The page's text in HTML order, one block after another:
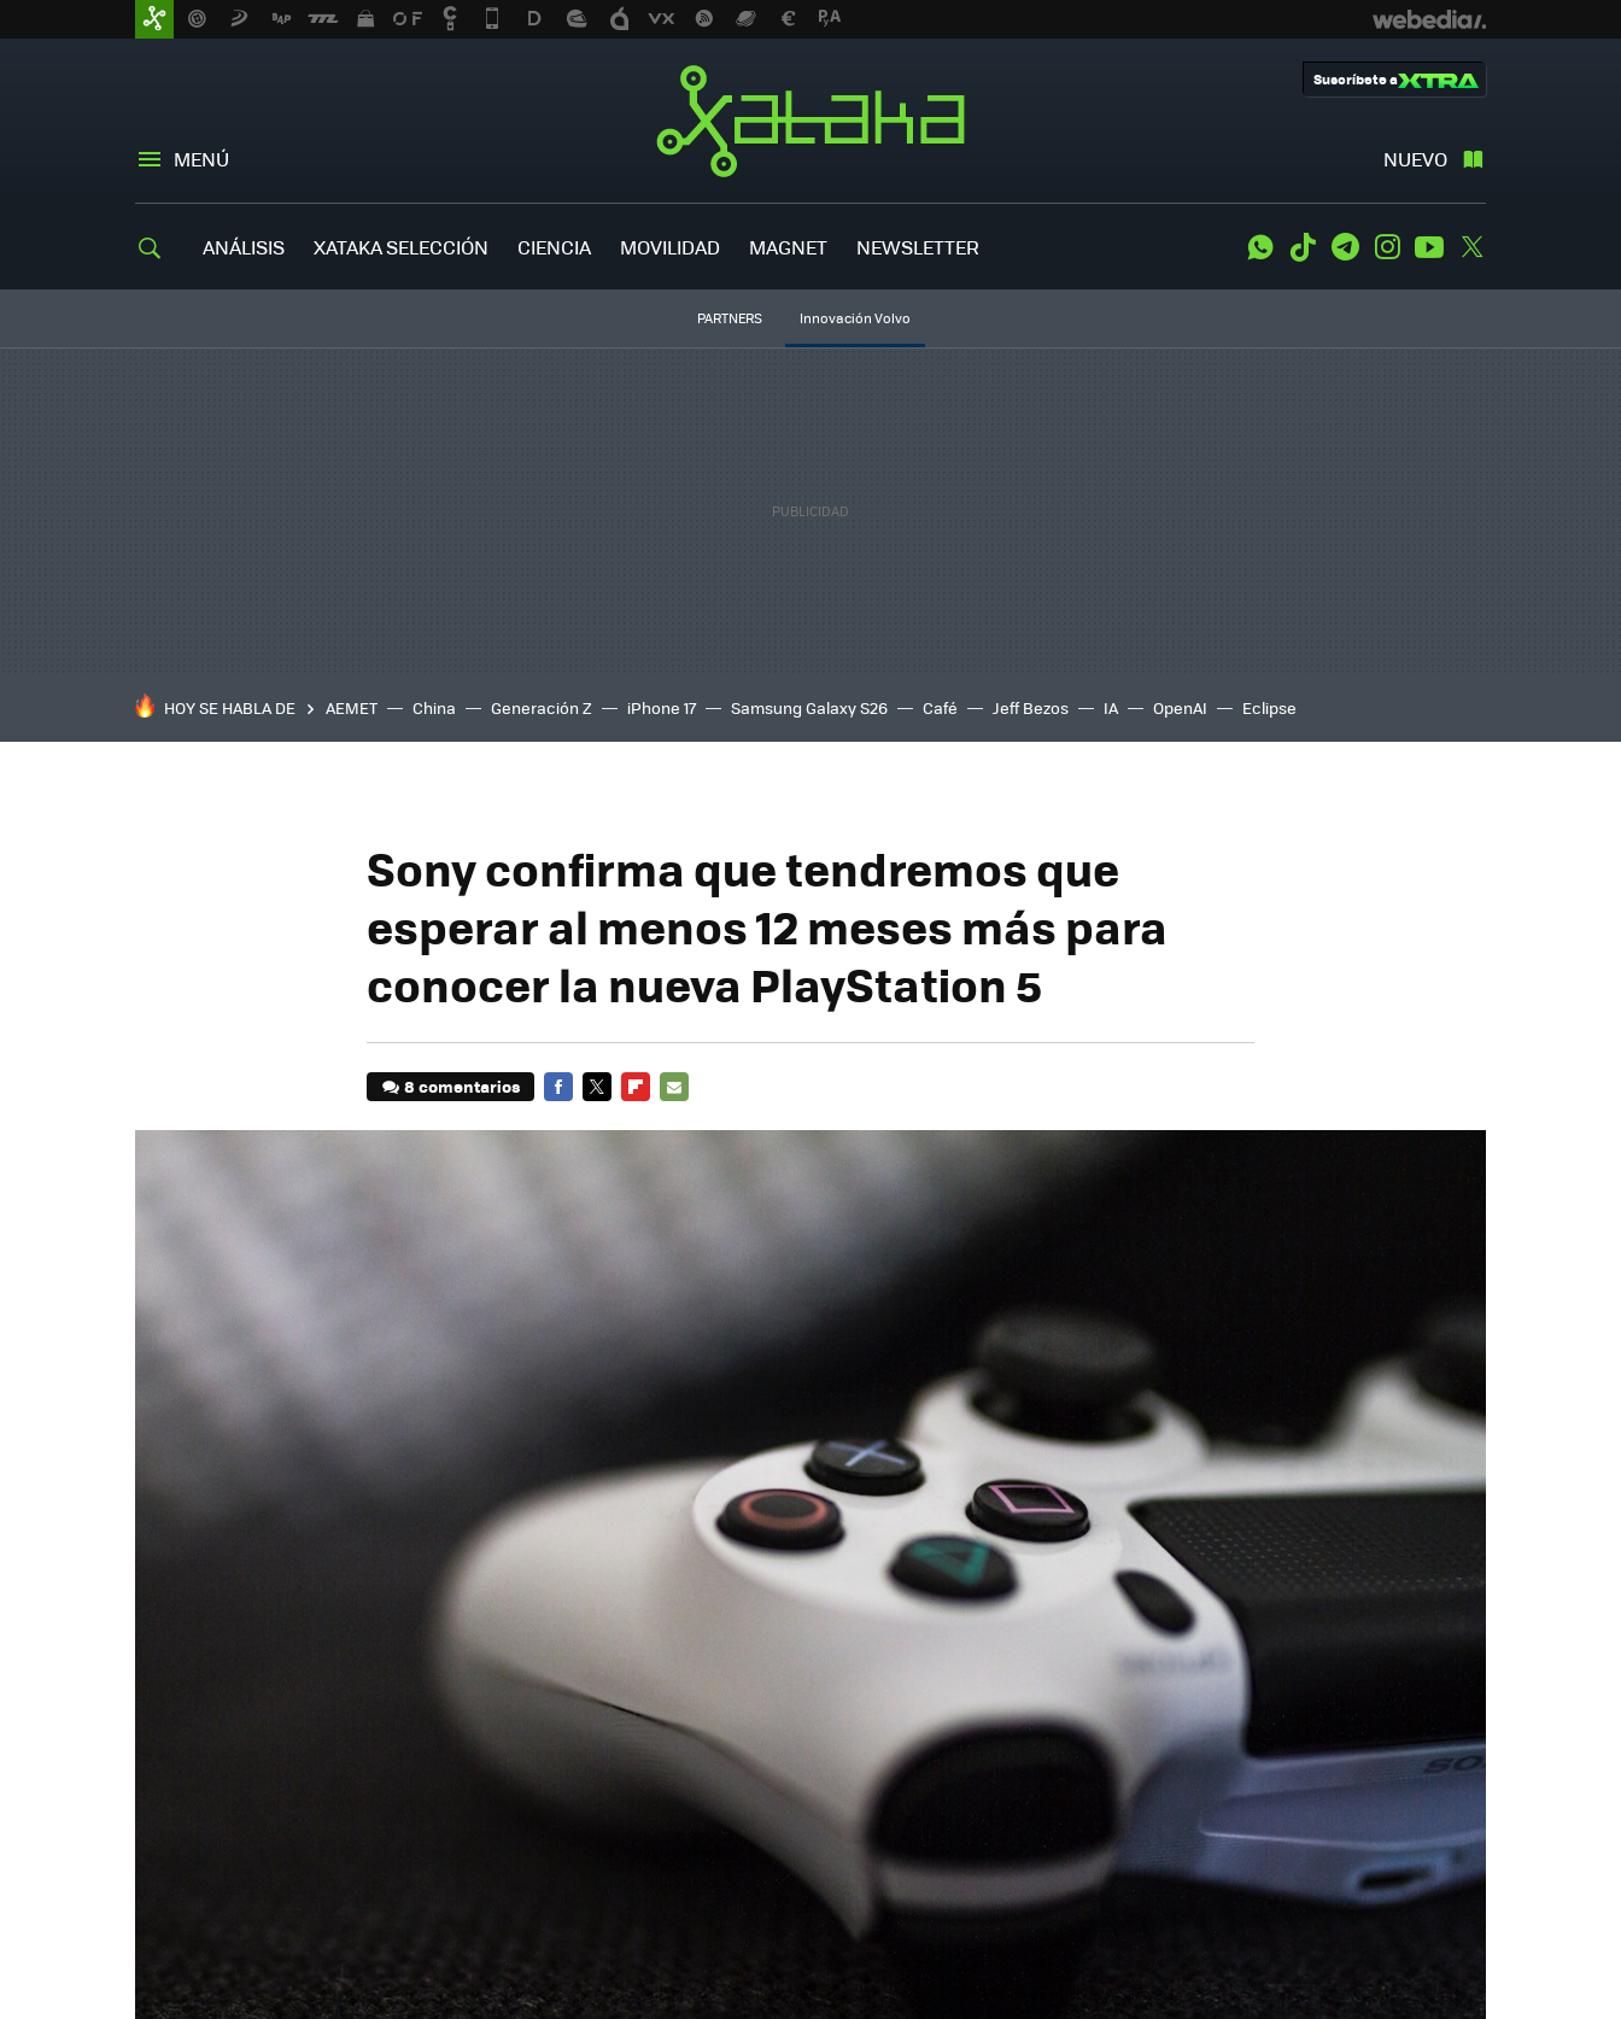
MENÚ NUEVO
Suscríbete a
ANÁLISIS XATAKA SELECCIÓN CIENCIA MOVILIDAD MAGNET NEWSLETTER WhatsApp
Tiktok TelegramInstagramYoutube
PARTNERS Innovación Volvo
HOY SE HABLA DE AEMET China Generación Z iPhone 17 Samsung Galaxy S26 Café Jeff Bezos IA OpenAI Eclipse
Sony confirma que tendremos que
esperar al menos 12 meses más para
conocer la nueva PlayStation 5
8 comentarios